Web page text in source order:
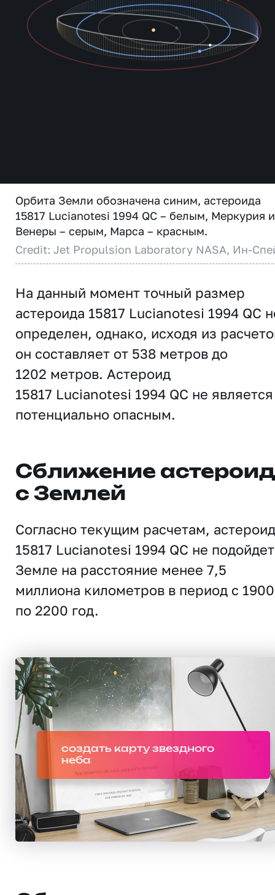
Орбита Земли обозначена синим, астероида
15817 Lucianotesi 1994 QC – белым, Меркурия и
Венеры – серым, Марса – красным.
Credit: Jet Propulsion Laboratory NASA, Ин-
На данный момент точный размер
астероида 15817 Lucianotesi 1994 QC
определен, однако, исходя из
он составляет от 538 метров до
1202 метров. Астероид
15817 Lucianotesi 1994 QC не является
потенциально опасным.
Сближение
с Землей
Согласно текущим расчетам, астероид
15817 Lucianotesi 1994 QC не
Земле на расстояние менее 7,5
миллиона километров в период с 1900
по 2200 год.
создать карту звездного
неба